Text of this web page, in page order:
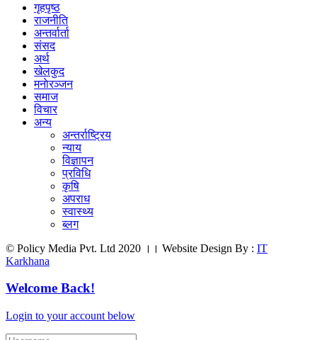
गृहपृष्ठ
राजनीति
अन्तर्वार्ता
संसद
अर्थ
खेलकुद
मनाेरञ्जन
समाज
विचार
अन्य
अन्तर्राष्ट्रिय
न्याय
विज्ञापन
प्रविधि
कृषि
अपराध
स्वास्थ्य
ब्लग
© Policy Media Pvt. Ltd 2020 ।। Website Design By : IT
Karkhana
Welcome Back!
Login to your account below